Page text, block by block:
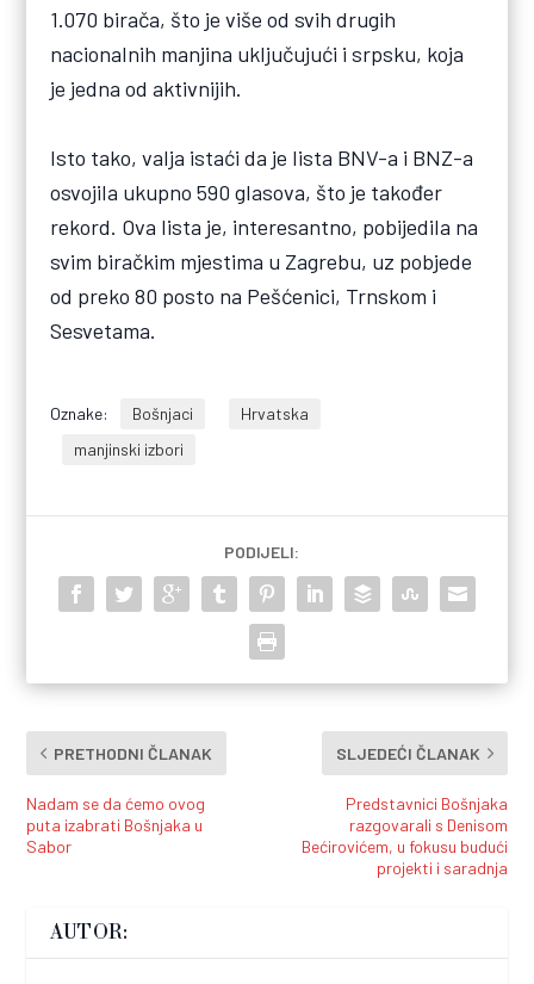
1.070 birača, što je više od svih drugih
nacionalnih manjina uključujući i srpsku, koja
je jedna od aktivnijih.
Isto tako, valja istaći da je lista BNV-a i BNZ-a
osvojila ukupno 590 glasova, što je također
rekord. Ova lista je, interesantno, pobijedila na
svim biračkim mjestima u Zagrebu, uz pobjede
od preko 80 posto na Pešćenici, Trnskom i
Sesvetama.
Oznake: Bošnjaci
Hrvatska
manjinski izbori
PODIJELI:
PRETHODNI ČLANAK
Nadam se da ćemo ovog
puta izabrati Bošnjaka u
Sabor
SLJEDEĆI ČLANAK
Predstavnici Bošnjaka
razgovarali s Denisom
Bećirovićem, u fokusu budući
projekti i saradnja
AUTOR: